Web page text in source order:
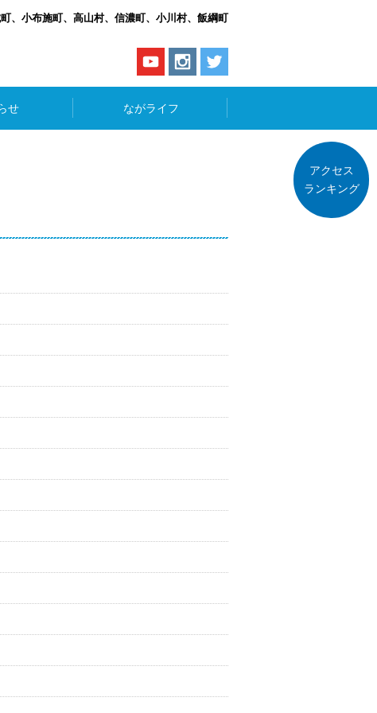
、小布施町、高山村、信濃町、小川村、飯綱町
せ ながライフ
アクセス
ランキング